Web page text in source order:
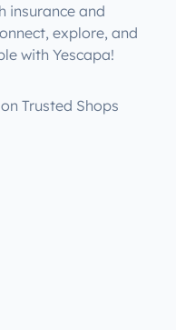
insurance and
explore, and
with Yescapa!
Trusted Shops